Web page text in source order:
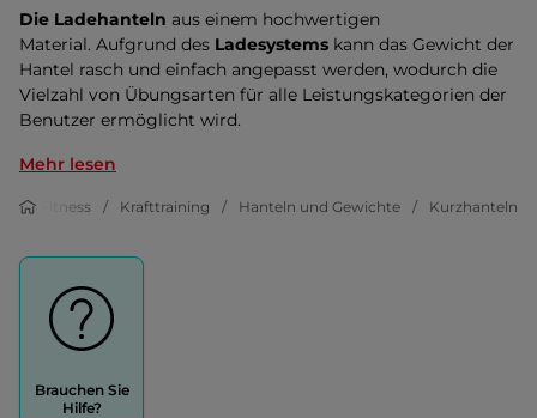
Die Ladehanteln aus einem hochwertigen
Material. Aufgrund des Ladesystems kann das Gewicht der
Hantel rasch und einfach angepasst werden, wodurch die
Vielzahl von Übungsarten für alle Leistungskategorien der
Benutzer ermöglicht wird.
Mehr lesen
Fitness Krafttraining Hanteln und Gewichte Kurzhanteln
Brauchen Sie
Hilfe?